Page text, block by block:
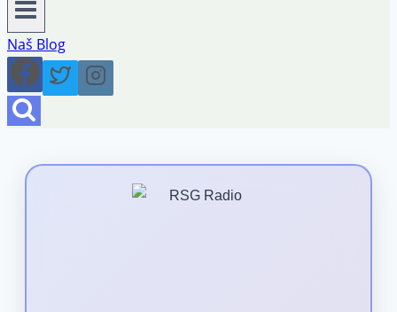
Naš Blog